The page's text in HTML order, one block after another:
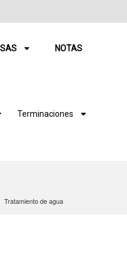
NOTAS
Terminaciones
Tratamiento de agua